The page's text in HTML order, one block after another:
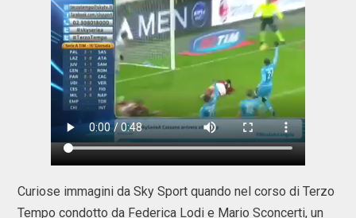
Curiose immagini da Sky Sport quando nel corso di Terzo
Tempo condotto da Federica Lodi e Mario Sconcerti, un